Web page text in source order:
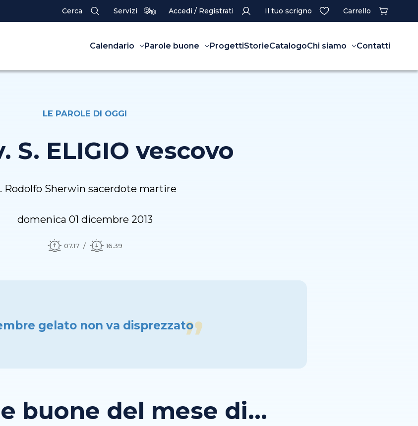
Cerca Servizi Accedi / Registrati Il tuo scrigno Carrello
Calendario Parole buone ProgettiStorieCatalogoChi siamo Contatti
LE PAROLE DI OGGI
S. ELIGIO vescovo
Rodolfo Sherwin sacerdote martire
domenica 01 dicembre 2013
07.17 16.39
gelato non va disprezzato
buone del mese di...